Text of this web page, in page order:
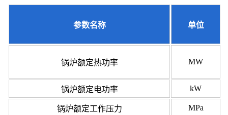
参数名称 单位
锅炉额定热功率 MW
锅炉额定电功率 kW
锅炉额定工作压力 MPa